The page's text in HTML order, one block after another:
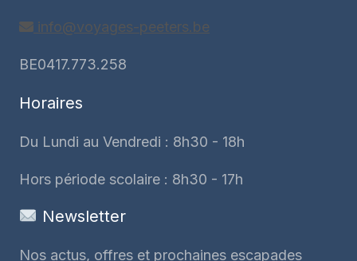
info@voyages-peeters.be
BE0417.773.258
Horaires
Du Lundi au Vendredi : 8h30 - 18h
Hors période scolaire : 8h30 - 17h
Newsletter
Nos actus, offres et prochaines escapades